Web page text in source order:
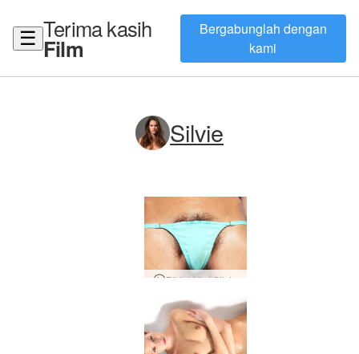
☰ Terima kasih
Film
Bergabunglah dengan
kami
Silvie
Bikini Mini Silvie